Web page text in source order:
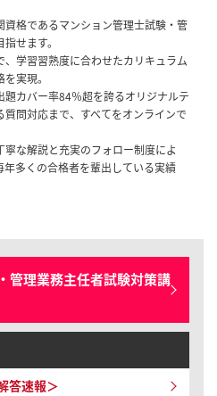
管理業務主任者試験
験・管理業務主任者試験｜【2025
実施】メンテナンスのお知らせ
格であるマンション管理士試験・管
せます。
学習習熟度に合わせたカリキュラム
実現。
カバー率84％超を誇るオリジナルテ
問対応まで、すべてをオンラインで
寧な解説と充実のフォロー制度によ
多くの合格者を輩出している実績
管理業務主任者試験対策講
答速報＞